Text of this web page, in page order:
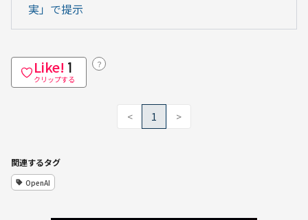
実」で提示
Like! 1
クリップする
？
< 1 >
関連するタグ
OpenAI